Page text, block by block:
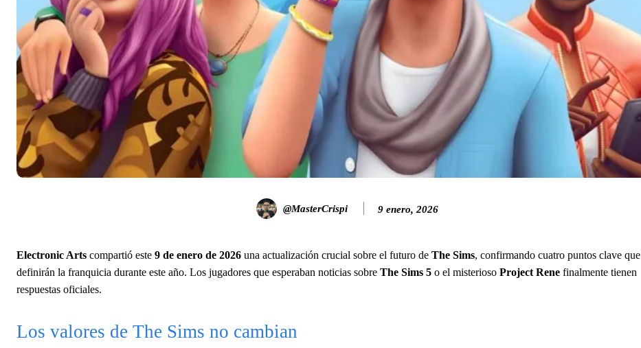
@MasterCrispi 9 enero, 2026
Electronic Arts compartió este 9 de enero de 2026 una actualización crucial sobre el futuro de The Sims, confirmando cuatro puntos clave que
definirán la franquicia durante este año. Los jugadores que esperaban noticias sobre The Sims 5 o el misterioso Project Rene finalmente tienen
respuestas oficiales.
Los valores de The Sims no cambian